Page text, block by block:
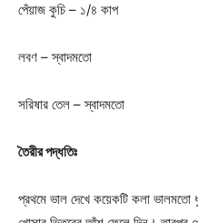
পেঁয়াজ কুচি – ১/৪ কাপ
লবণ – স্বাদমতো
সরিষার তেল – স্বাদমতো
তৈরীর পদ্ধতিঃ
প্রথমে ভাল দেখে কয়েকটি কলা